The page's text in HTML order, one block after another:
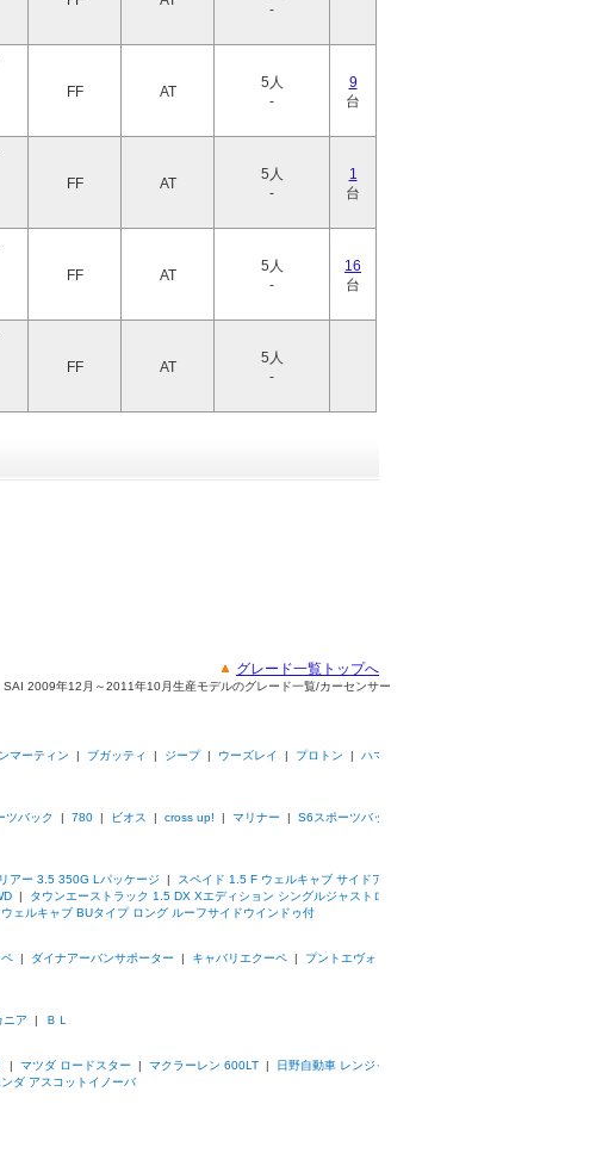
-
FF AT
5人
-
9
台
FF AT
5人
-
1
台
FF AT
5人
-
16
台
FF AT
5人
-
グレード一覧トップへ
SAI 2009年12月～2011年10月生産モデルのグレード一覧/カーセンサー
マーティン | ブガッティ | ジープ| ウーズレイ | プロトン | ハマ
ツバック | 780 | ビオス | cross up! | マリナー | S6スポーツバッ
アー 3.5 350G Lパッケージ | スペイド 1.5 F ウェルキャブ サイドア
| タウンエーストラック 1.5 DX Xエディション シングルジャストロ
ェルキャブ BUタイプ ロング ルーフサイドウインドゥ付
| ダイナアーバンサポーター | キャバリエクーペ | プントエヴォ
ニア | ＢＬ
| マツダ ロードスター | マクラーレン 600LT | 日野自動車 レンジャ
ンダ アスコットイノーバ